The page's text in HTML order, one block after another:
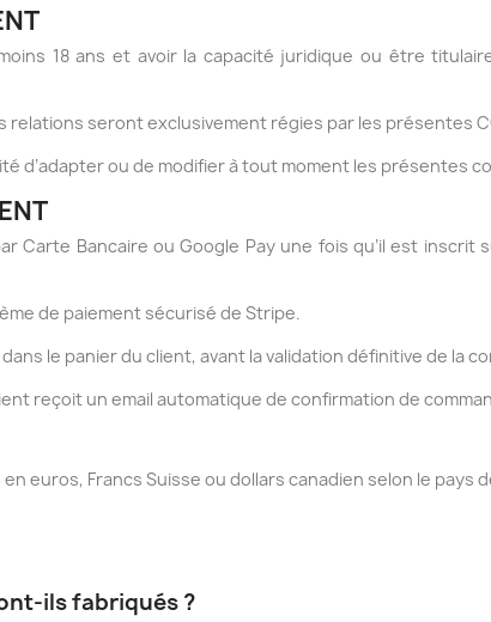
18 ans et avoir la capacité juridique ou être
relations seront exclusivement régies par les présentes
d’adapter ou de modifier à tout moment les présentes
Carte Bancaire ou Google Pay une fois qu’il est inscrit
de paiement sécurisé de Stripe.
le panier du client, avant la validation définitive de la
reçoit un email automatique de confirmation de
euros, Francs Suisse ou dollars canadien selon le pays
ils fabriqués ?